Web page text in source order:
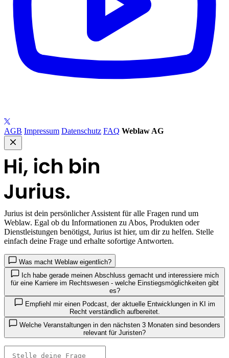
AGB Impressum Datenschutz FAQ Weblaw AG
Jurius ist dein persönlicher Assistent für alle Fragen rund um
Weblaw. Egal ob du Informationen zu Abos, Produkten oder
Dienstleistungen benötigst, Jurius ist hier, um dir zu helfen. Stelle
einfach deine Frage und erhalte sofortige Antworten.
Was macht Weblaw eigentlich?
Ich habe gerade meinen Abschluss gemacht und interessiere mich
für eine Karriere im Rechtswesen - welche Einstiegsmöglichkeiten gibt
es?
Empfiehl mir einen Podcast, der aktuelle Entwicklungen in KI im
Recht verständlich aufbereitet.
relevant für Juristen?